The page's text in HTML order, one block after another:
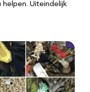
Uiteindelijk